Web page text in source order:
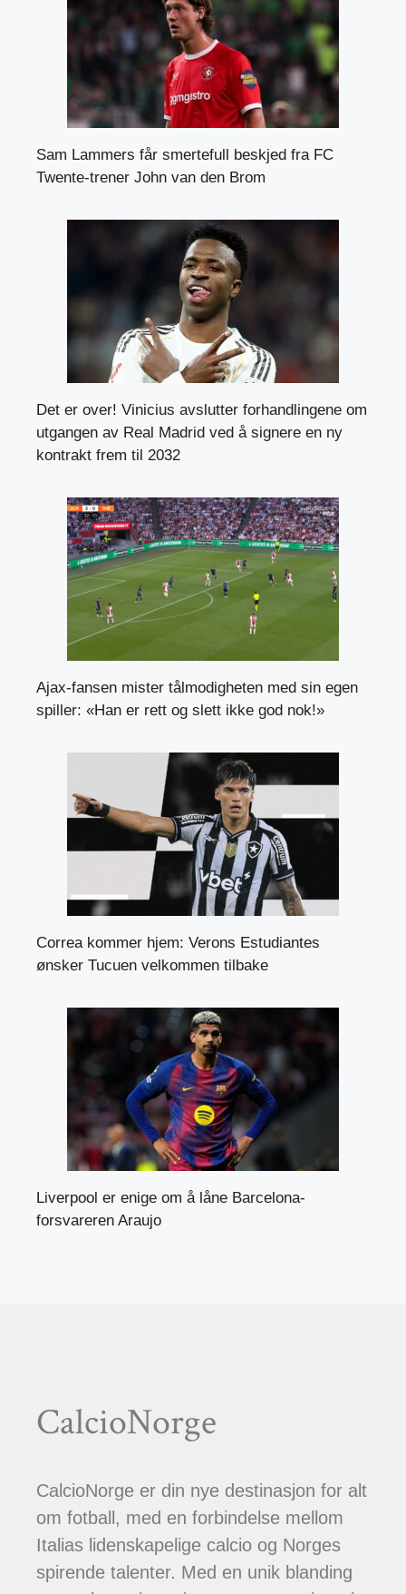
Sam Lammers får smertefull beskjed fra FC
Twente-trener John van den Brom
Det er over! Vinicius avslutter forhandlingene om
utgangen av Real Madrid ved å signere en ny
kontrakt frem til 2032
Ajax-fansen mister tålmodigheten med sin egen
spiller: «Han er rett og slett ikke god nok!»
Correa kommer hjem: Verons Estudiantes
ønsker Tucuen velkommen tilbake
Liverpool er enige om å låne Barcelona-
forsvareren Araujo
CalcioNorge
CalcioNorge er din nye destinasjon for alt
om fotball, med en forbindelse mellom
Italias lidenskapelige calcio og Norges
spirende talenter. Med en unik blanding